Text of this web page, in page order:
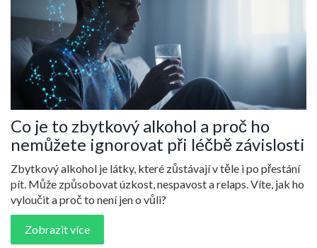
Co je to zbytkový alkohol a proč ho
nemůžete ignorovat při léčbě závislosti
Zbytkový alkohol je látky, které zůstávají v těle i po přestání
pít. Může způsobovat úzkost, nespavost a relaps. Víte, jak ho
vyloučit a proč to není jen o vůli?
Zobrazit více